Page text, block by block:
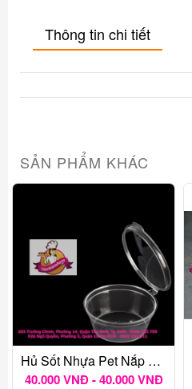
Thông tin chi tiết
SẢN PHẨM KHÁC
Hủ Sốt Nhựa Pet Nắp Liền 4Oz ( 100-110ml)
40.000 VNĐ - 40.000 VNĐ